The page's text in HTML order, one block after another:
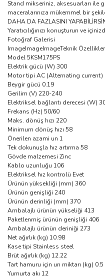
Stand mikseriniz, aksesuarları ile
maceralarınıza mükemmel bir
DAHA DA FAZLASINI
Yaratıcılığınızı konuşturun ve
Fotoğraf Galerisi
ImageImageImageTeknik Özellikler
Model 5KSM175PS
Elektrik gücü (W) 300
Motor tipi AC (Alternating current)
Beygir gücü 0.19
Gerilim (V) 220-240
Elektriksel bağlantı derecesi (W)
Frekans (Hz) 50/60
Maks. dönüş hızı 220
Minimum dönüş hızı 58
Önerilen azami un 1
Tek dokunuşla hız artırma 58
Gövde malzemesi Zinc
Kablo uzunluğu 106
Elektriksel hız kontrolü Evet
Ürünün yüksekliği (mm) 360
Ürünün genişliği 240
Ürünün derinliği (mm) 370
Ambalajlı ürünün yükseliği 413
Paketlenmiş ürünün genişliği 406
Ambalajlı ürünün deriniği 273
Net ağırlık (kg) 10.98
Kase tipi Stainless steel
Brüt ağırlık (kg) 12.22
Tart hamuru için un miktarı (kg) 0.5
Yumurta akı 12